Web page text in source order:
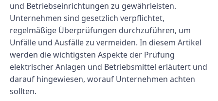
und Betriebseinrichtungen zu gewährleisten.
Unternehmen sind gesetzlich verpflichtet,
regelmäßige Überprüfungen durchzuführen, um
Unfälle und Ausfälle zu vermeiden. In diesem Artikel
werden die wichtigsten Aspekte der Prüfung
elektrischer Anlagen und Betriebsmittel erläutert und
darauf hingewiesen, worauf Unternehmen achten
sollten.